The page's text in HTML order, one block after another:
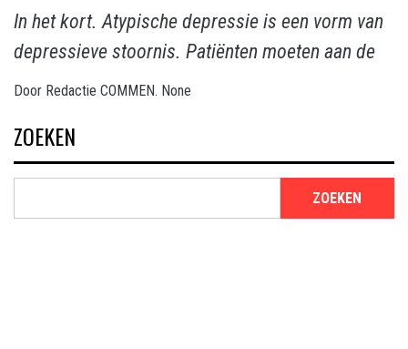
In het kort. Atypische depressie is een vorm van
depressieve stoornis. Patiënten moeten aan de
Door Redactie COMMEN. None
ZOEKEN
ZOEKEN